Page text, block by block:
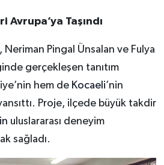
Avrupa’ya Taşındı
Neriman Pingal Ünsalan ve Fulya
gerçekleşen tanıtım
hem de Kocaeli’nin
Proje, ilçede büyük takdir
uluslararası deneyim
sağladı.